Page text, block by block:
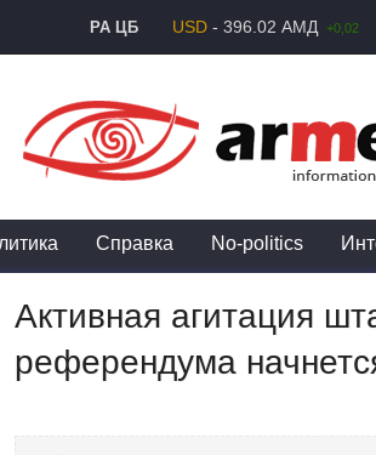
РА ЦБ USD - 396.02 АМД +0,02
Справка No-politics
Активная агитация
референдума